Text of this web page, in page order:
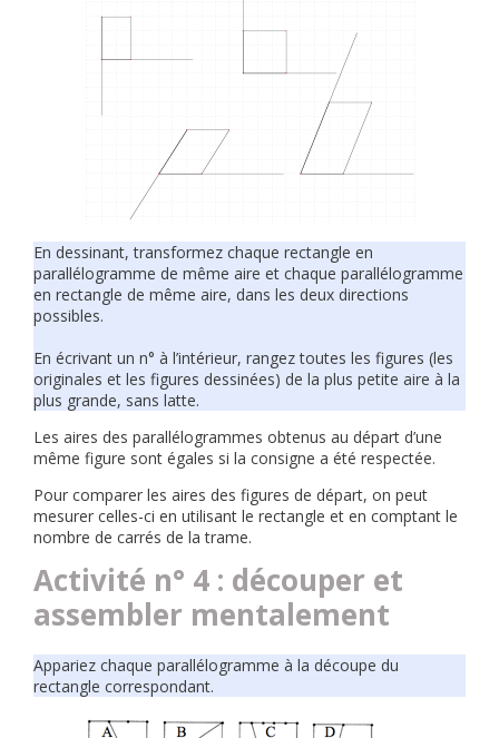
En dessinant, transformez chaque rectangle en
parallélogramme de même aire et chaque parallélogramme
en rectangle de même aire, dans les deux directions
possibles.
En écrivant un n° à l’intérieur, rangez toutes les figures (les
originales et les figures dessinées) de la plus petite aire à la
plus grande, sans latte.
Les aires des parallélogrammes obtenus au départ d’une
même figure sont égales si la consigne a été respectée.
Pour comparer les aires des figures de départ, on peut
mesurer celles-ci en utilisant le rectangle et en comptant le
nombre de carrés de la trame.
Activité n° 4 : découper et
assembler mentalement
Appariez chaque parallélogramme à la découpe du
rectangle correspondant.